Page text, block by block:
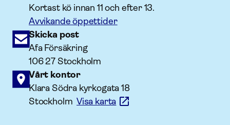
Kortast kö innan 11 och efter 13.
Avvikande öppettider
Skicka post
Afa Försäkring
106 27 Stockholm
Vårt kontor
Klara Södra kyrkogata 18
StockholmVisa karta